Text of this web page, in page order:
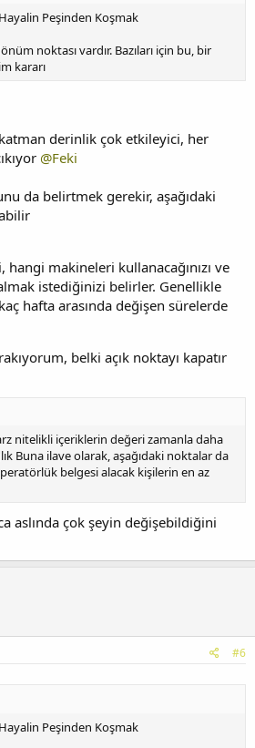
Peşinden Koşmak
noktası vardır. Bazıları için bu, bir
kararı
derinlik çok etkileyici, her
@Feki
da belirtmek gerekir, aşağıdaki
makineleri kullanacağınızı ve
istediğinizi belirler. Genellikle
hafta arasında değişen sürelerde
belki açık noktayı kapatır
nitelikli içeriklerin değeri zamanla daha
Buna ilave olarak, aşağıdaki noktalar da
belgesi alacak kişilerin en az
aslında çok şeyin değişebildiğini
#6
Peşinden Koşmak